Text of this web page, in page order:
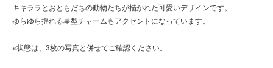
キキララとおともだちの動物たちが描かれた可愛いデザインです。
ゆらゆら揺れる星型チャームもアクセントになっています。
※状態は、3枚の写真と併せてご確認ください。